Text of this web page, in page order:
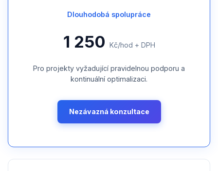
Dlouhodobá spolupráce
1 250 Kč/hod + DPH
Pro projekty vyžadující pravidelnou podporu a
kontinuální optimalizaci.
Nezávazná konzultace